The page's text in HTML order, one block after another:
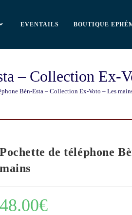
EVENTAILS BOUTIQUE
– Collection Ex-
Bèn-Esta – Collection Ex-Voto – Les
Pochette de téléphone
mains
48.00€